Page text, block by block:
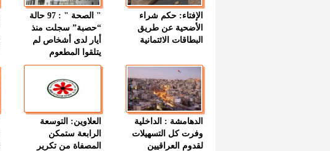
الإفتاء: حكم شراء
الأضحية عن طريق
البطاقات الائتمانية
" الصحة " : 97 حالة
“حصبة” سجلت منذ
أيار لدى أشخاص لم
يتلقوا المطعوم
الدهامشة : الداخلية
وفرت كل التسهيلات
لقدوم العراقيين
العلاوين: التوسعة
الرابعة ستمكن
المصفاة من تكرير